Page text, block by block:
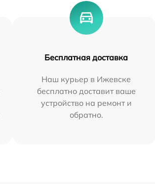
Бесплатная доставка
Наш курьер в Ижевске
бесплатно доставит ваше
устройство на ремонт и
обратно.